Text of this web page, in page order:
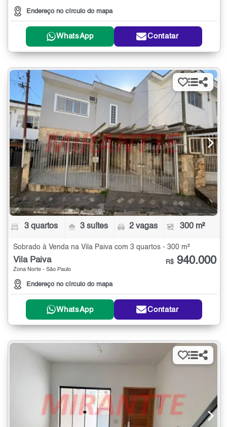
Endereço no círculo do mapa
WhatsApp Contatar
3 quartos 3 suítes 2 vagas 300 m²
Sobrado à Venda na Vila Paiva com 3 quartos - 300 m²
Vila Paiva
Zona Norte - São Paulo
Endereço no círculo do mapa
R$ 940.000
WhatsApp Contatar